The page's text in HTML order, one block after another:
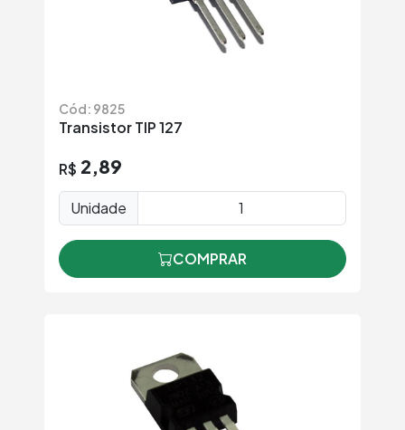
Cód: 9825
Transistor TIP 127
R$ 2,89
Unidade
COMPRAR